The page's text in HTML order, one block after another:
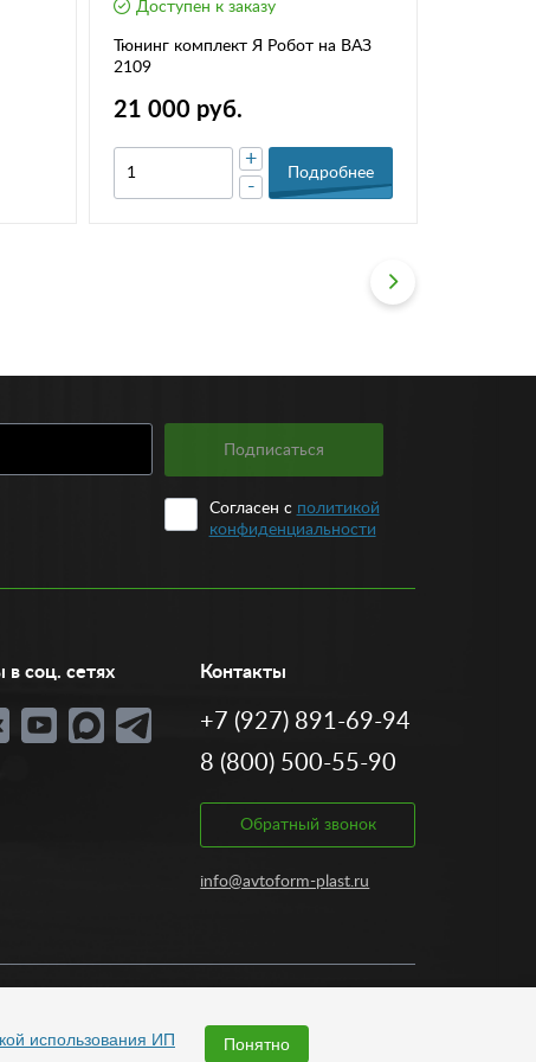
Доступен к заказу
Тюнинг комплект Я Робот на ВАЗ
2109
21 000 руб.
-
+
Подробнее
Подписаться
Согласен с политикой
конфиденциальности
в соц. сетях Контакты
+7 (927) 891-69-94
8 (800) 500-55-90
Обратный звонок
info@avtoform-plast.ru
Разработка:
использования ИП
Понятно